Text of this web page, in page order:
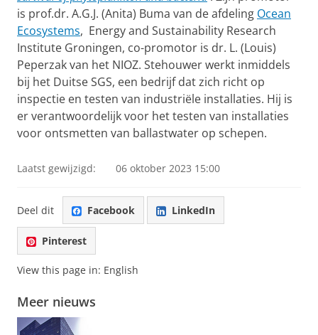
is prof.dr. A.G.J. (Anita) Buma van de afdeling Ocean
Ecosystems, Energy and Sustainability Research
Institute Groningen, co-promotor is dr. L. (Louis)
Peperzak van het NIOZ. Stehouwer werkt inmiddels
bij het Duitse SGS, een bedrijf dat zich richt op
inspectie en testen van industriële installaties. Hij is
er verantwoordelijk voor het testen van installaties
voor ontsmetten van ballastwater op schepen.
Laatst gewijzigd: 06 oktober 2023 15:00
Deel dit Facebook LinkedIn
Pinterest
View this page in: English
Meer nieuws